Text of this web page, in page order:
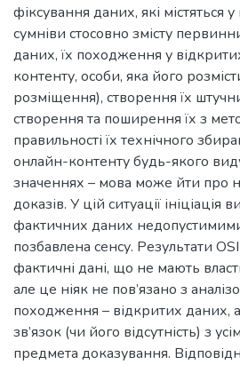
фіксування даних, які містяться
сумніви стосовно змісту
даних, їх походження у
контенту, особи, яка його
розміщення), створення їх
створення та поширення їх з
правильності їх технічного
онлайн-контенту будь-якого
значеннях – мова може йти про
доказів. У цій ситуації ініціація
фактичних даних
позбавлена сенсу. Результати
фактичні дані, що не мають
але це ніяк не пов’язано з
походження – відкритих даних,
зв’язок (чи його відсутність) з
предмета доказування.